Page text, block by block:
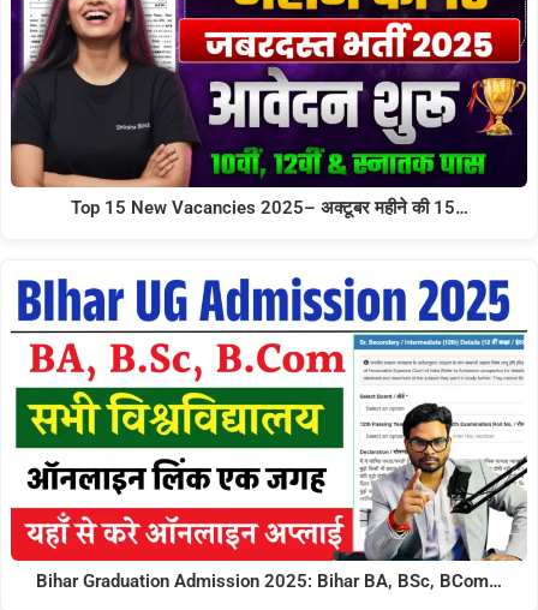
Top 15 New Vacancies 2025– अक्टूबर महीने की 15…
Bihar Graduation Admission 2025: Bihar BA, BSc, BCom…